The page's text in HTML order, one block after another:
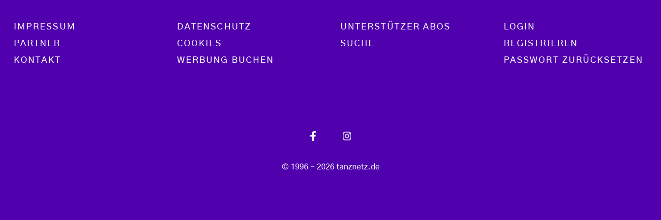
Footer menu
IMPRESSUM
PARTNER
KONTAKT
DATENSCHUTZ
COOKIES
WERBUNG BUCHEN
UNTERSTÜTZER ABOS
SUCHE
LOGIN
REGISTRIEREN
PASSWORT ZURÜCKSETZEN
© 1996 - 2026 tanznetz.de